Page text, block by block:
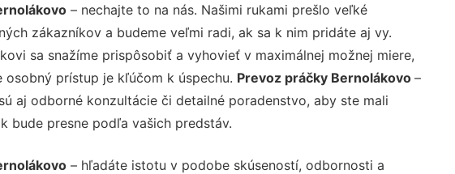
– nechajte to na nás. Našimi rukami prešlo veľké
zákazníkov a budeme veľmi radi, ak sa k nim pridáte aj vy.
sa snažíme prispôsobiť a vyhovieť v maximálnej možnej miere,
osobný prístup je kľúčom k úspechu. Prevoz práčky Bernolákovo –
aj odborné konzultácie či detailné poradenstvo, aby ste mali
bude presne podľa vašich predstáv.
– hľadáte istotu v podobe skúseností, odbornosti a